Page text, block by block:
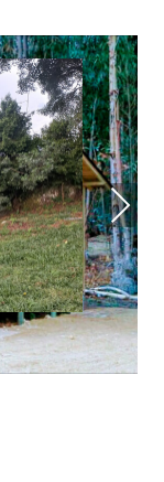
Next